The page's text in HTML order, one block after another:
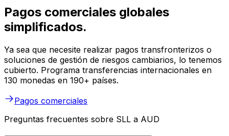
Pagos comerciales globales
simplificados.
Ya sea que necesite realizar pagos transfronterizos o
soluciones de gestión de riesgos cambiarios, lo tenemos
cubierto. Programa transferencias internacionales en
130 monedas en 190+ países.
Pagos comerciales
Preguntas frecuentes sobre SLL a AUD